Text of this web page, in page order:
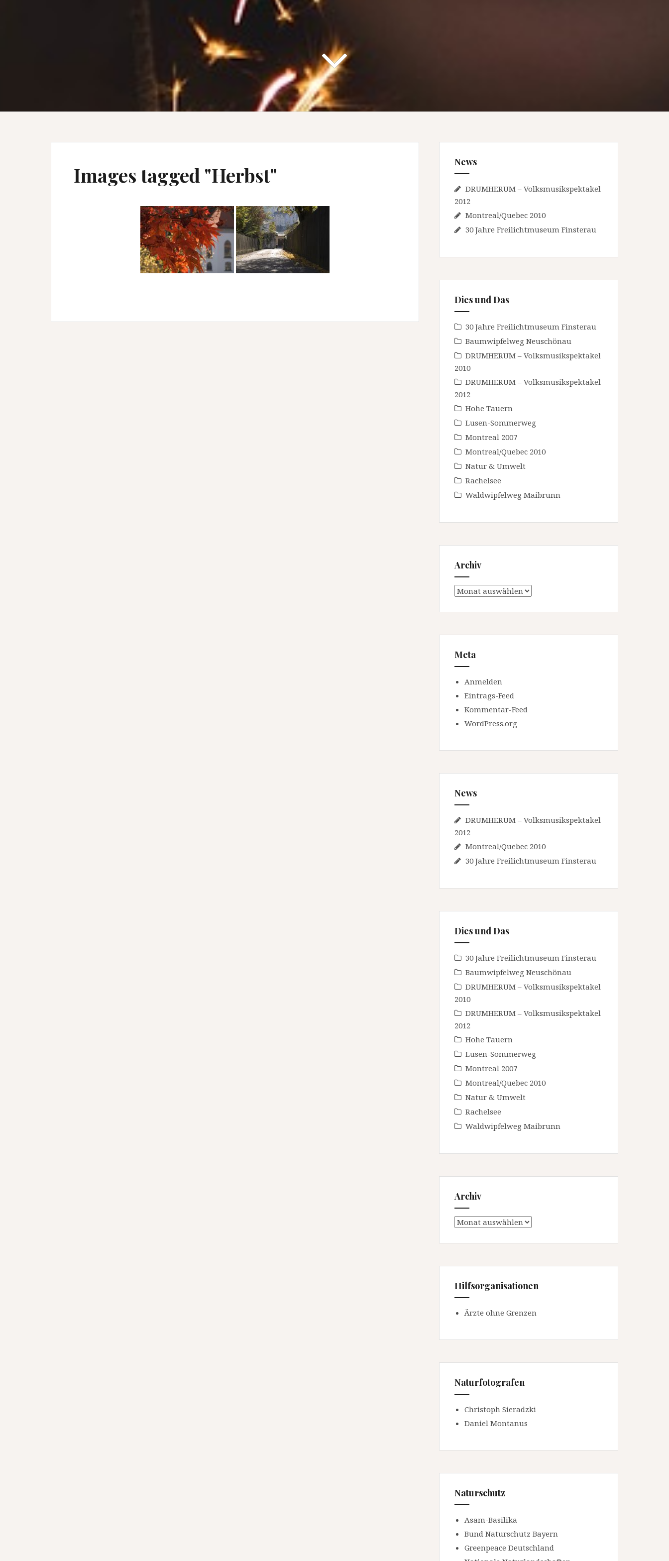
Images tagged "Herbst"
News
DRUMHERUM – Volksmusikspektakel
2012
Montreal/Quebec 2010
30 Jahre Freilichtmuseum Finsterau
Dies und Das
30 Jahre Freilichtmuseum Finsterau
Baumwipfelweg Neuschönau
DRUMHERUM – Volksmusikspektakel
2010
DRUMHERUM – Volksmusikspektakel
2012
Hohe Tauern
Lusen-Sommerweg
Montreal 2007
Montreal/Quebec 2010
Natur & Umwelt
Rachelsee
Waldwipfelweg Maibrunn
Archiv
Archiv
Meta
Anmelden
Eintrags-Feed
Kommentar-Feed
WordPress.org
News
DRUMHERUM – Volksmusikspektakel
2012
Montreal/Quebec 2010
30 Jahre Freilichtmuseum Finsterau
Dies und Das
30 Jahre Freilichtmuseum Finsterau
Baumwipfelweg Neuschönau
DRUMHERUM – Volksmusikspektakel
2010
DRUMHERUM – Volksmusikspektakel
2012
Hohe Tauern
Lusen-Sommerweg
Montreal 2007
Montreal/Quebec 2010
Natur & Umwelt
Rachelsee
Waldwipfelweg Maibrunn
Archiv
Archiv
Hilfsorganisationen
Ärzte ohne Grenzen
Naturfotografen
Christoph Sieradzki
Daniel Montanus
Naturschutz
Asam-Basilika
Bund Naturschutz Bayern
Greenpeace Deutschland